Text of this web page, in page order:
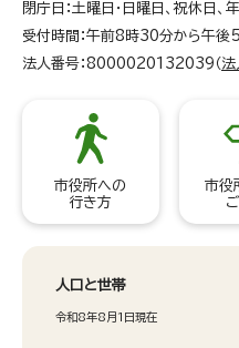
閉庁日：土曜日・日曜日、祝休日
受付時間：午前8時30分から午後
法人番号：8000020132039（ 法
市役所への
行き方
市役
人口と世帯
令和8年8月1日現在